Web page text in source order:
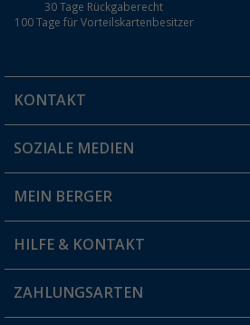
30 Tage Rückgaberecht
100 Tage für Vorteilskartenbesitzer
KONTAKT
Du hast eine Frage?
Filiale finden
SOZIALE MEDIEN
MEIN BERGER
Vorteilskarte
Blog
HILFE & KONTAKT
FAQ & Kontakt
ZAHLUNGSARTEN